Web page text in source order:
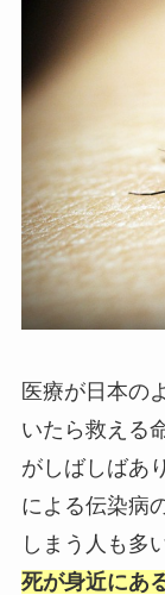
医療が日本の
いたら救える
がしばしばあ
による伝染病
しまう人も多
死が身近にあ